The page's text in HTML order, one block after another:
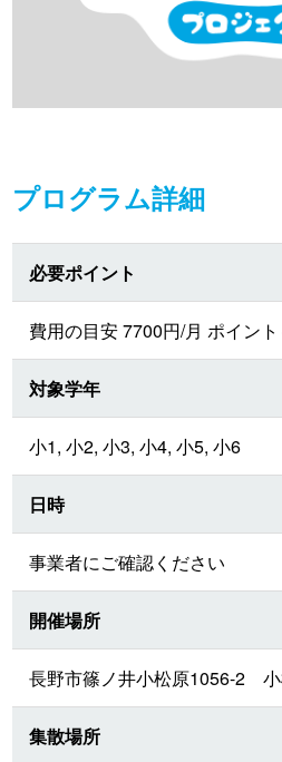
プログラム詳細
必要ポイント
費用の目安 7700円/月 ポイント
対象学年
小1, 小2, 小3, 小4, 小5, 小6
日時
事業者にご確認ください
開催場所
長野市篠ノ井小松原1056-2
集散場所